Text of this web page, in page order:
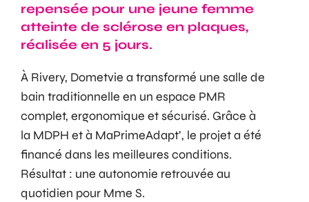
repensée pour une jeune femme
atteinte de sclérose en plaques,
réalisée en 5 jours.
À Rivery, Dometvie a transformé une salle de
bain traditionnelle en un espace PMR
complet, ergonomique et sécurisé. Grâce à
la MDPH et à MaPrimeAdapt’, le projet a été
financé dans les meilleures conditions.
Résultat : une autonomie retrouvée au
quotidien pour Mme S.